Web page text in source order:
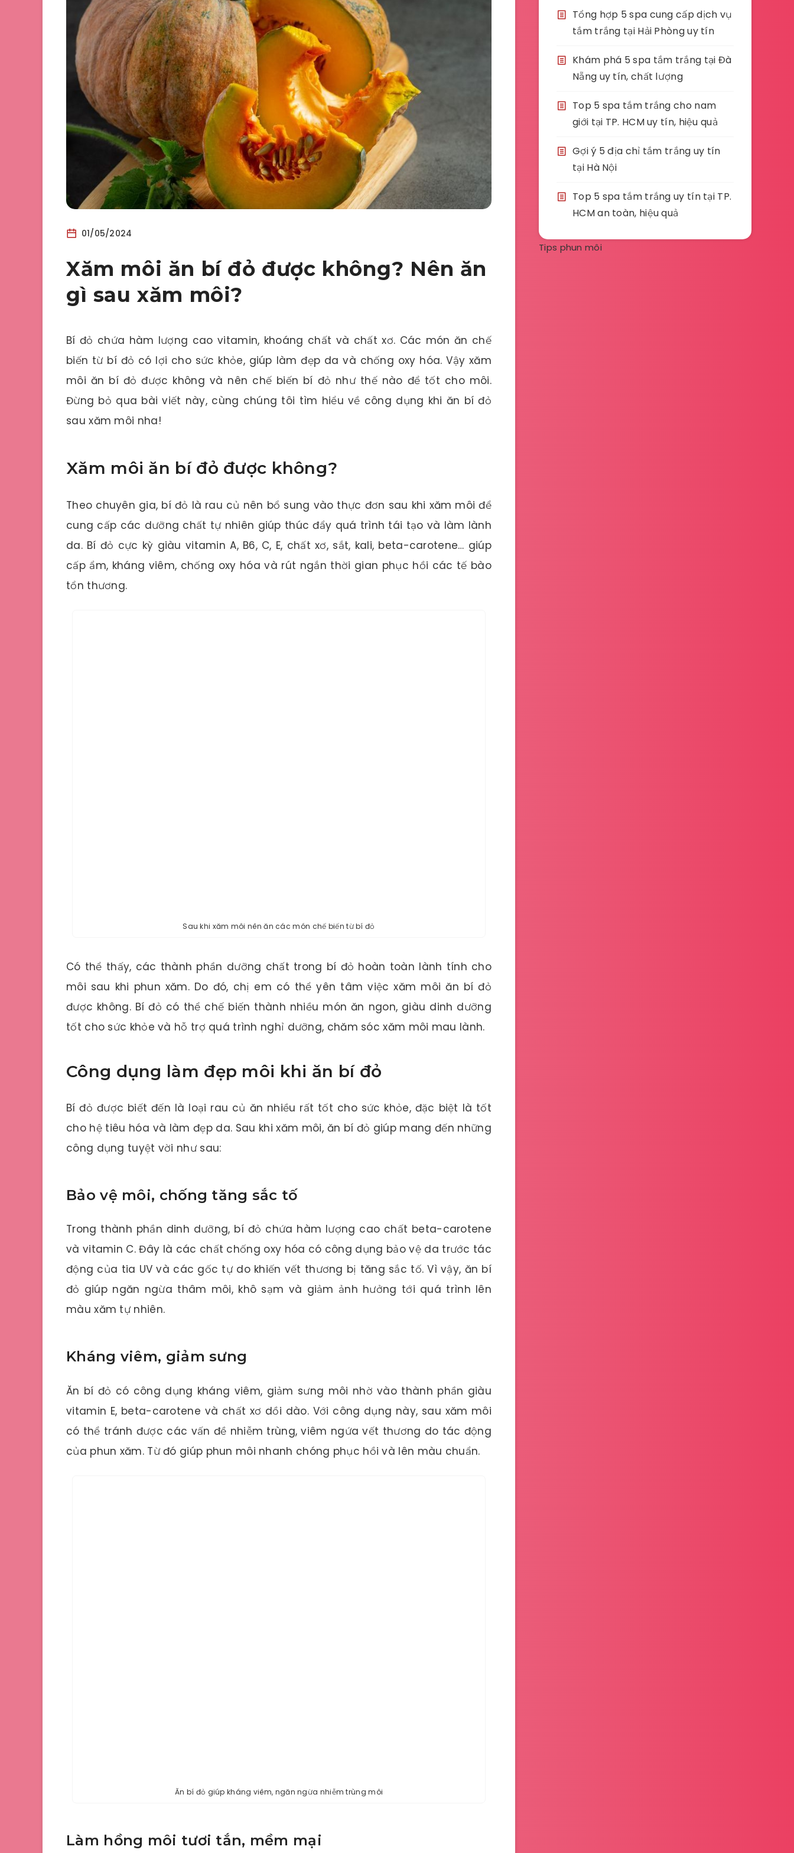
01/05/2024
Xăm môi ăn bí đỏ được không? Nên ăn
gì sau xăm môi?
Bí đỏ chứa hàm lượng cao vitamin, khoáng chất và chất xơ. Các món ăn chế
biến từ bí đỏ có lợi cho sức khỏe, giúp làm đẹp da và chống oxy hóa. Vậy xăm
môi ăn bí đỏ được không và nên chế biến bí đỏ như thế nào để tốt cho môi.
Đừng bỏ qua bài viết này, cùng chúng tôi tìm hiểu về công dụng khi ăn bí đỏ
sau xăm môi nha!
Xăm môi ăn bí đỏ được không?
Theo chuyên gia, bí đỏ là rau củ nên bổ sung vào thực đơn sau khi xăm môi để
cung cấp các dưỡng chất tự nhiên giúp thúc đẩy quá trình tái tạo và làm lành
da. Bí đỏ cực kỳ giàu vitamin A, B6, C, E, chất xơ, sắt, kali, beta-carotene… giúp
cấp ẩm, kháng viêm, chống oxy hóa và rút ngắn thời gian phục hồi các tế bào
tổn thương.
Sau khi xăm môi nên ăn các món chế biến từ bí đỏ
Có thể thấy, các thành phần dưỡng chất trong bí đỏ hoàn toàn lành tính cho
môi sau khi phun xăm. Do đó, chị em có thể yên tâm việc xăm môi ăn bí đỏ
được không. Bí đỏ có thể chế biến thành nhiều món ăn ngon, giàu dinh dưỡng
tốt cho sức khỏe và hỗ trợ quá trình nghỉ dưỡng, chăm sóc xăm môi mau lành.
Công dụng làm đẹp môi khi ăn bí đỏ
Bí đỏ được biết đến là loại rau củ ăn nhiều rất tốt cho sức khỏe, đặc biệt là tốt
cho hệ tiêu hóa và làm đẹp da. Sau khi xăm môi, ăn bí đỏ giúp mang đến những
công dụng tuyệt vời như sau:
Bảo vệ môi, chống tăng sắc tố
Trong thành phần dinh dưỡng, bí đỏ chứa hàm lượng cao chất beta-carotene
và vitamin C. Đây là các chất chống oxy hóa có công dụng bảo vệ da trước tác
động của tia UV và các gốc tự do khiến vết thương bị tăng sắc tố. Vì vậy, ăn bí
đỏ giúp ngăn ngừa thâm môi, khô sạm và giảm ảnh hưởng tới quá trình lên
màu xăm tự nhiên.
Kháng viêm, giảm sưng
Ăn bí đỏ có công dụng kháng viêm, giảm sưng môi nhờ vào thành phần giàu
vitamin E, beta-carotene và chất xơ dồi dào. Với công dụng này, sau xăm môi
có thể tránh được các vấn đề nhiễm trùng, viêm ngứa vết thương do tác động
của phun xăm. Từ đó giúp phun môi nhanh chóng phục hồi và lên màu chuẩn.
Ăn bí đỏ giúp kháng viêm, ngăn ngừa nhiễm trùng môi
Làm hồng môi tươi tắn, mềm mại
Tổng hợp 5 spa cung cấp dịch vụ
tắm trắng tại Hải Phòng uy tín
Khám phá 5 spa tắm trắng tại Đà
Nẵng uy tín, chất lượng
Top 5 spa tắm trắng cho nam
giới tại TP. HCM uy tín, hiệu quả
Gợi ý 5 địa chỉ tắm trắng uy tín
tại Hà Nội
Top 5 spa tắm trắng uy tín tại TP.
HCM an toàn, hiệu quả
Tips phun môi